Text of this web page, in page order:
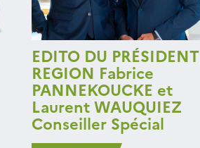
EDITO DU PRÉSIDENT
REGION Fabrice
PANNEKOUCKE et
Laurent WAUQUIEZ
Conseiller Spécial